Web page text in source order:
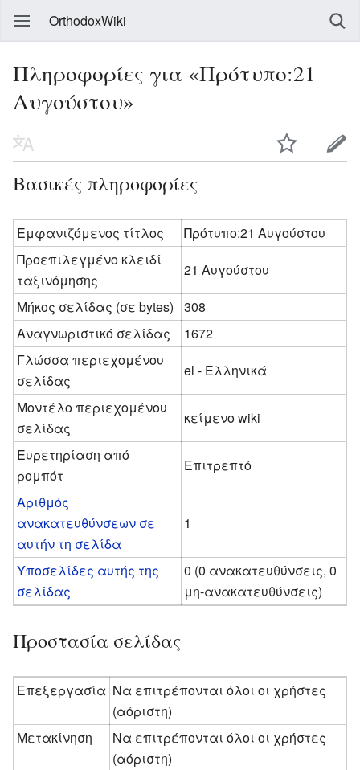
OrthodoxWiki
Πληροφορίες για «Πρότυπο:21
Αυγούστου»
Βασικές πληροφορίες
Εμφανιζόμενος τίτλος
Πρότυπο:21 Αυγούστου
Προεπιλεγμένο κλειδί
ταξινόμησης
21 Αυγούστου
Μήκος σελίδας (σε bytes)
308
Αναγνωριστικό σελίδας
1672
Γλώσσα περιεχομένου
σελίδας
el - Ελληνικά
Μοντέλο περιεχομένου
σελίδας
κείμενο wiki
Ευρετηρίαση από
ρομπότ
Επιτρεπτό
Αριθμός
ανακατευθύνσεων σε
αυτήν τη σελίδα
1
Υποσελίδες αυτής της
σελίδας
0 (0 ανακατευθύνσεις, 0
μη-ανακατευθύνσεις)
Προστασία σελίδας
Επεξεργασία Να επιτρέπονται όλοι οι χρήστες
(αόριστη)
Μετακίνηση
Να επιτρέπονται όλοι οι χρήστες
(αόριστη)